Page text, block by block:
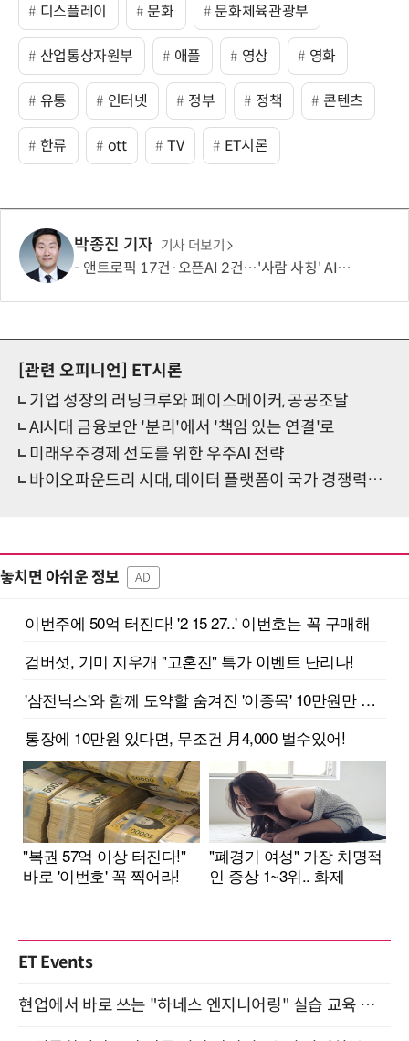
디스플레이 문화 문화체육관광부
산업통상자원부 애플 영상 영화
유통 인터넷 정부 정책 콘텐츠
한류 ott TV ET시론
박종진 기자 기사 더보기
앤트로픽 17건·오픈AI 2건…'사람 사칭' AI, 악성코드 전파 시도
[관련 오피니언]
ET시론
기업 성장의 러닝크루와 페이스메이커, 공공조달
AI시대 금융보안 '분리'에서 '책임 있는 연결'로
미래우주경제 선도를 위한 우주AI 전략
바이오파운드리 시대, 데이터 플랫폼이 국가 경쟁력을 좌우한다
놓치면 아쉬운 정보 AD
ET Events
현업에서 바로 쓰는 "하네스 엔지니어링" 실습 교육 워크숍 8월 20일 개최